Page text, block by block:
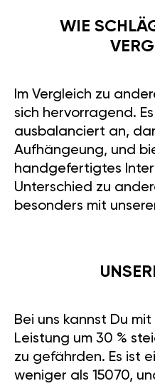
WIE
Im Vergleich zu
sich hervorragend.
ausbalanciert an,
Aufhängeung, und
handgefertigtes
Unterschied zu
besonders mit
Bei uns kannst Du
Leistung um 30 %
zu gefährden. Es ist
weniger als 15070,